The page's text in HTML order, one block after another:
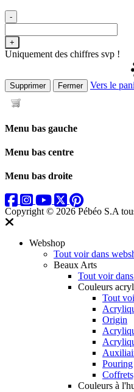
-
+
Uniquement des chiffres svp !
Supprimer Fermer Vers le
Menu bas gauche
Menu bas centre
Menu bas droite
Copyright © 2026 Pébéo S.A
Webshop
Tout voir dans
Beaux Arts
Tout voir
Couleurs
Tout
Origin
Pouring
Couleurs à